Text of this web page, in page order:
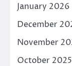
January 2026
December
November
October 2025